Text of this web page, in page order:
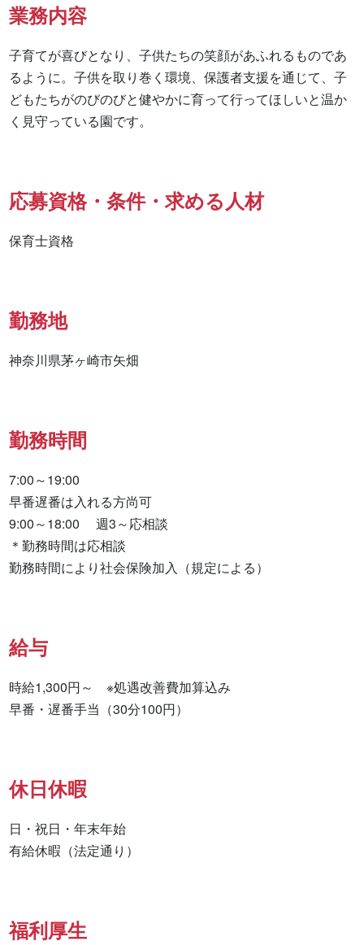
業務内容
子育てが喜びとなり、子供たちの笑顔があふれるものであ
るように。子供を取り巻く環境、保護者支援を通じて、子
どもたちがのびのびと健やかに育って行ってほしいと温か
く見守っている園です。
応募資格・条件・求める人材
保育士資格
勤務地
神奈川県茅ヶ崎市矢畑
勤務時間
7:00～19:00
早番遅番は入れる方尚可
9:00～18:00　 週3～応相談
＊勤務時間は応相談
勤務時間により社会保険加入（規定による）
給与
時給1,300円～　※処遇改善費加算込み
早番・遅番手当（30分100円）
休日休暇
日・祝日・年末年始
有給休暇（法定通り）
福利厚生